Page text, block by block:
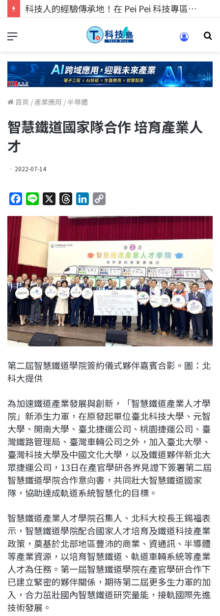
科技人的經驗傳承地！在 Pei Pei 科技專區，與學弟妹交流最硬核的技術
首頁 / 產業應用 /半導體
智慧鐵道國家隊合作 培育產業人
才
2022-07-14
e
o
o
k
r
e
d
s
n
e
I
n
p
L
i
n
k
第二屆智慧鐵道學院簽約儀式夥伴嘉賓合影。圖：北
科大提供
為加速鐵道產業發展與創新，「智慧鐵道產業人才學
院」新添生力軍，在原發起單位臺北科技大學、元智
大學、開南大學、臺北捷運公司、桃園捷運公司、臺
灣鐵路管理局、臺灣車輛公司之外，加入臺北大學、
臺灣科技大學及中國文化大學，以及鐵道夥伴新北大
眾捷運公司，13日在產官學研各界見證下簽署第二屆
智慧鐵道學院合作意向書，共同壯大智慧鐵道國家
隊，協助達成軌道系統智慧化的目標。
智慧鐵道產業人才學院召集人、北科大校長王錫福表
示，智慧鐵道學院配合國家人才培育及鐵道科技產業
政策，奠基於北部地區豐沛的商業、資通訊、半導體
等產業資源，以培育智慧鐵道、軌道車輛系統等產業
人才為任務。第一屆智慧鐵道學院在產官學研合作下
已建立緊密的夥伴關係，期待第二屆更多生力軍的加
入，合力茁壯國內智慧鐵道研究量能，接軌國際先進
技術發展。